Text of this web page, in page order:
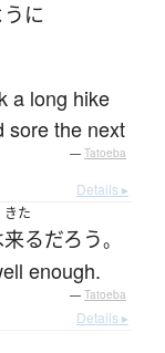
に
a long hike
sore the next
— Tatoeba
Details ▸
きた
来るだろう。
enough.
— Tatoeba
Details ▸